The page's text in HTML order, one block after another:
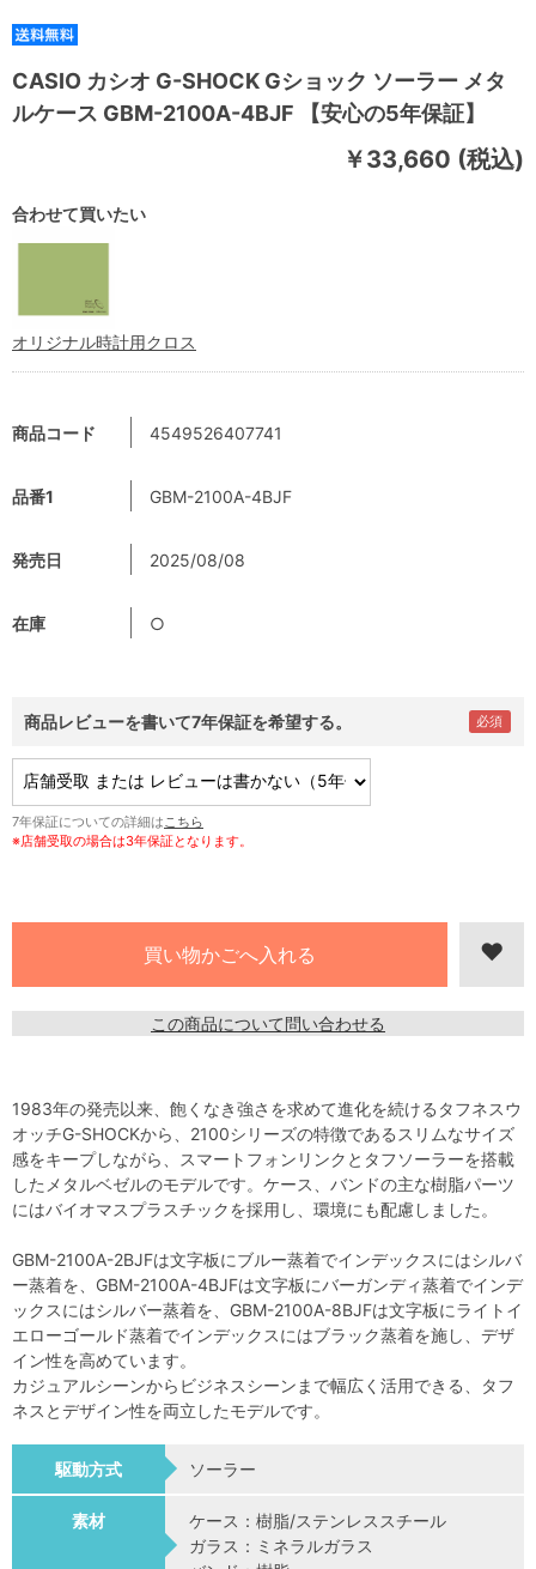
CASIO カシオ G-SHOCK Gショック ソーラー メタ
ルケース GBM-2100A-4BJF 【安心の5年保証】
￥33,660 (税込)
商品コード 4549526407741
品番1 GBM-2100A-4BJF
発売日 2025/08/08
在庫 ○
商品レビューを書いて7年保証を希望する。
7年保証についての詳細は こちら
※店舗受取の場合は3年保証となります。
この商品について問い合わせる
合わせて買いたい
オリジナル時計用クロス
1983年の発売以来、飽くなき強さを求めて進化を続けるタフネスウ
オッチG-SHOCKから、2100シリーズの特徴であるスリムなサイズ
感をキープしながら、スマートフォンリンクとタフソーラーを搭載
したメタルベゼルのモデルです。ケース、バンドの主な樹脂パーツ
にはバイオマスプラスチックを採用し、環境にも配慮しました。
GBM-2100A-2BJFは文字板にブルー蒸着でインデックスにはシルバ
ー蒸着を、GBM-2100A-4BJFは文字板にバーガンディ蒸着でインデ
ックスにはシルバー蒸着を、GBM-2100A-8BJFは文字板にライトイ
エローゴールド蒸着でインデックスにはブラック蒸着を施し、デザ
イン性を高めています。
カジュアルシーンからビジネスシーンまで幅広く活用できる、タフ
ネスとデザイン性を両立したモデルです。
駆動方式 ソーラー
素材
ケース：樹脂/ステンレススチール
ガラス：ミネラルガラス